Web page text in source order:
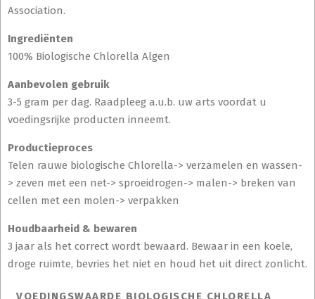
Association.
Ingrediënten
100% Biologische Chlorella Algen
Aanbevolen gebruik
3-5 gram per dag. Raadpleeg a.u.b. uw arts voordat u
voedingsrijke producten inneemt.
Productieproces
Telen rauwe biologische Chlorella-> verzamelen en wassen-
> zeven met een net-> sproeidrogen-> malen-> breken van
cellen met een molen-> verpakken
Houdbaarheid & bewaren
3 jaar als het correct wordt bewaard. Bewaar in een koele,
droge ruimte, bevries het niet en houd het uit direct zonlicht.
VOEDINGSWAARDE BIOLOGISCHE CHLORELLA